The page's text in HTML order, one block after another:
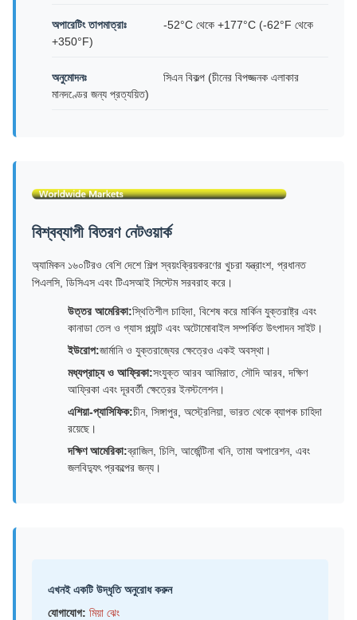
অপারেটিং তাপমাত্রাঃ
-52°C থেকে +177°C (-62°F থেকে
+350°F)
অনুমোদনঃ
সিএন বিকল্প (চীনের বিপজ্জনক এলাকার
মানদণ্ডের জন্য প্রত্যয়িত)
বিশ্বব্যাপী বিতরণ নেটওয়ার্ক
অ্যামিকন ১৬০টিরও বেশি দেশে শিল্প স্বয়ংক্রিয়করণের খুচরা যন্ত্রাংশ, প্রধানত
পিএলসি, ডিসিএস এবং টিএসআই সিস্টেম সরবরাহ করে।
উত্তর আমেরিকা:স্থিতিশীল চাহিদা, বিশেষ করে মার্কিন যুক্তরাষ্ট্র এবং
কানাডা তেল ও গ্যাস প্ল্যান্ট এবং অটোমোবাইল সম্পর্কিত উৎপাদন সাইট।
ইউরোপ:জার্মানি ও যুক্তরাজ্যের ক্ষেত্রেও একই অবস্থা।
মধ্যপ্রাচ্য ও আফ্রিকা:সংযুক্ত আরব আমিরাত, সৌদি আরব, দক্ষিণ
আফ্রিকা এবং দূরবর্তী ক্ষেত্রের ইনস্টলেশন।
এশিয়া-প্যাসিফিক:চীন, সিঙ্গাপুর, অস্ট্রেলিয়া, ভারত থেকে ব্যাপক চাহিদা
রয়েছে।
দক্ষিণ আমেরিকা:ব্রাজিল, চিলি, আর্জেন্টিনা খনি, তামা অপারেশন, এবং
জলবিদ্যুৎ প্রকল্পের জন্য।
এখনই একটি উদ্ধৃতি অনুরোধ করুন
যোগাযোগ: মিয়া ঝেং